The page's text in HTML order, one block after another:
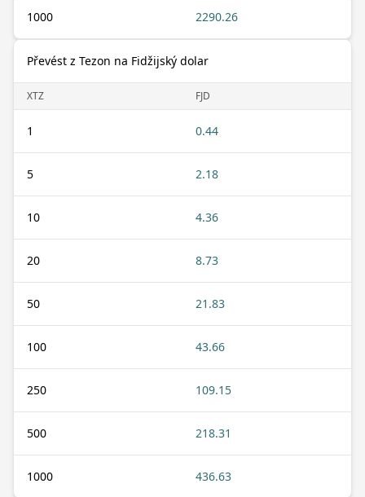
1000 2290.26
Převést z Tezon na Fidžijský dolar
XTZ FJD
1 0.44
5 2.18
10 4.36
20 8.73
50 21.83
100 43.66
250 109.15
500 218.31
1000 436.63